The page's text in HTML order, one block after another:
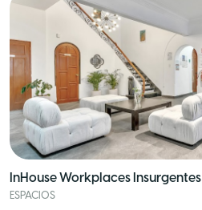
InHouse Workplaces Insurgentes
ESPACIOS